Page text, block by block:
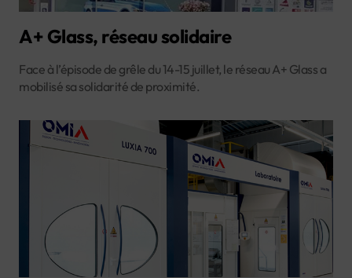
A+ Glass, réseau solidaire
Face à l’épisode de grêle du 14-15 juillet, le réseau A+ Glass a
mobilisé sa solidarité de proximité.